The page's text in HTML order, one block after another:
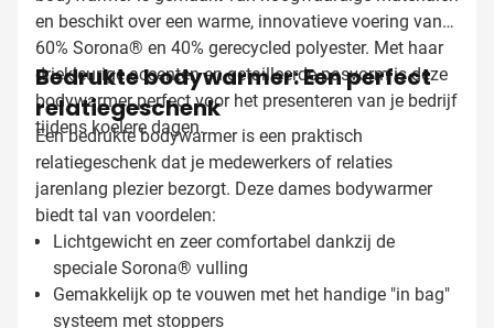
en beschikt over een warme, innovatieve voering van
60% Sorona® en 40% gerecycled polyester. Met haar
driekleurige accenten en getailleerde pasvorm is deze
bodywarmer perfect voor het presenteren van je bedrijf
tijdens koelere dagen.
Bedrukte bodywarmer: Een perfect
relatiegeschenk
Een bedrukte bodywarmer is een praktisch
relatiegeschenk dat je medewerkers of relaties
jarenlang plezier bezorgt. Deze dames bodywarmer
biedt tal van voordelen:
Lichtgewicht en zeer comfortabel dankzij de
speciale Sorona® vulling
Gemakkelijk op te vouwen met het handige "in bag"
systeem met stoppers